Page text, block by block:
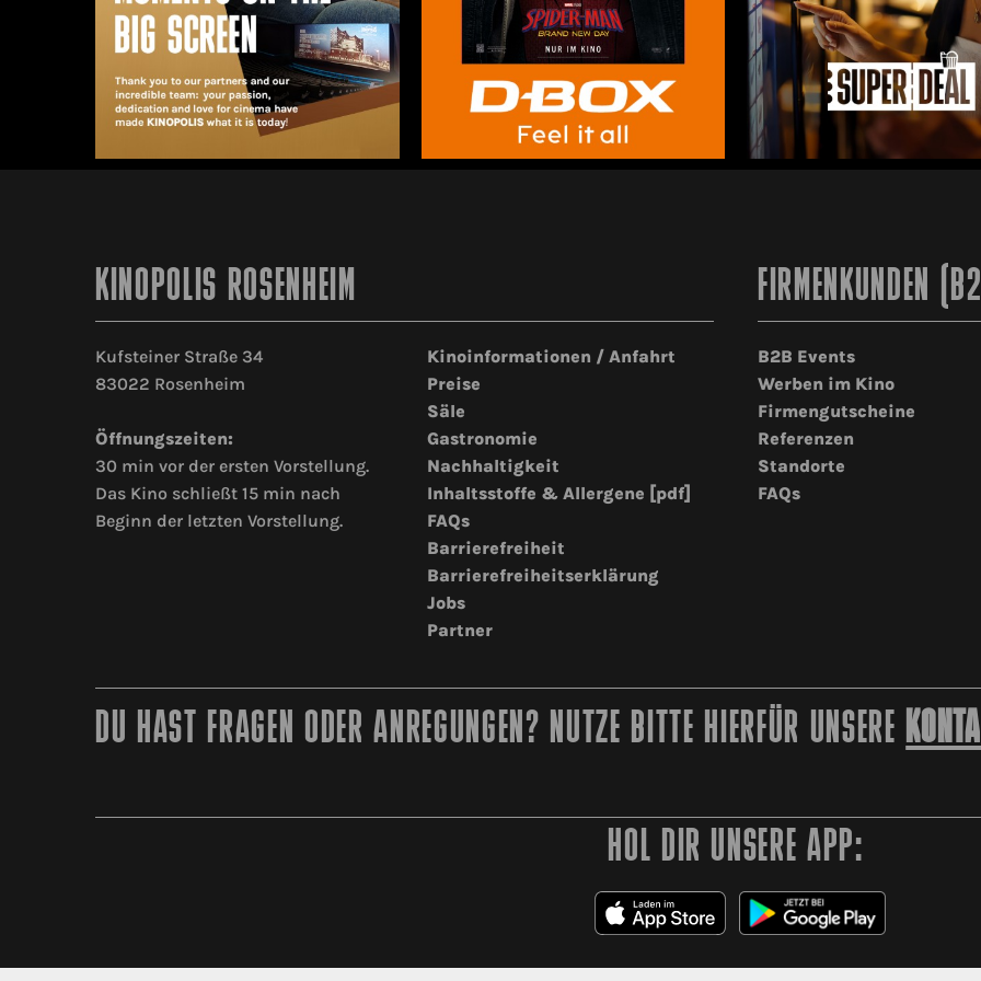
KINOPOLIS ROSENHEIM
Kufsteiner Straße 34
83022 Rosenheim
Öffnungszeiten:
30 min vor der ersten Vorstellung.
Das Kino schließt 15 min nach
Beginn der letzten Vorstellung.
Kinoinformationen / Anfahrt
Preise
Säle
Gastronomie
Nachhaltigkeit
Inhaltsstoffe & Allergene [pdf]
FAQs
Barrierefreiheit
Barrierefreiheitserklärung
Jobs
Partner
FIRMENKUNDEN
B2B Events
Werben im Kino
Firmengutscheine
Referenzen
Standorte
FAQs
DU HAST FRAGEN ODER ANREGUNGEN? NUTZE BITTE HIERFÜR UNSERE
HOL DIR UNSERE APP: